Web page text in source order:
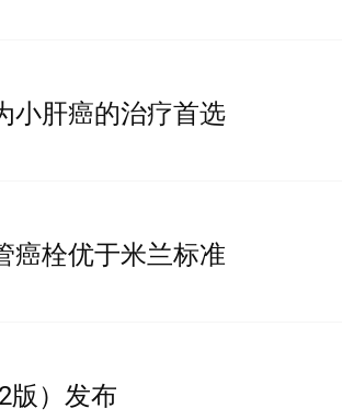
小肝癌的治疗首选
癌栓优于米兰标准
版）发布